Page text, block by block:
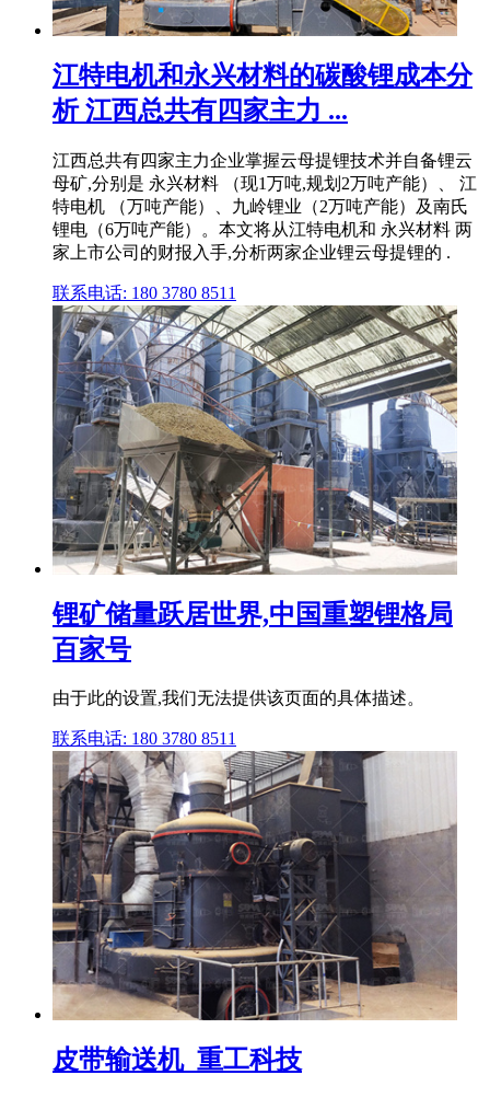
江特电机和永兴材料的碳酸锂成本分
析 江西总共有四家主力 ...
江西总共有四家主力企业掌握云母提锂技术并自备锂云
母矿,分别是 永兴材料 （现1万吨,规划2万吨产能）、 江
特电机 （万吨产能）、九岭锂业（2万吨产能）及南氏
锂电（6万吨产能）。本文将从江特电机和 永兴材料 两
家上市公司的财报入手,分析两家企业锂云母提锂的 .
联系电话: 180 3780 8511
锂矿储量跃居世界,中国重塑锂格局
百家号
由于此的设置,我们无法提供该页面的具体描述。
联系电话: 180 3780 8511
皮带输送机_重工科技